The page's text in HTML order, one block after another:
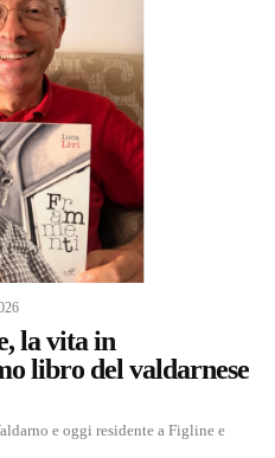
la vita in
libro del valdarnese
e oggi residente a Figline e